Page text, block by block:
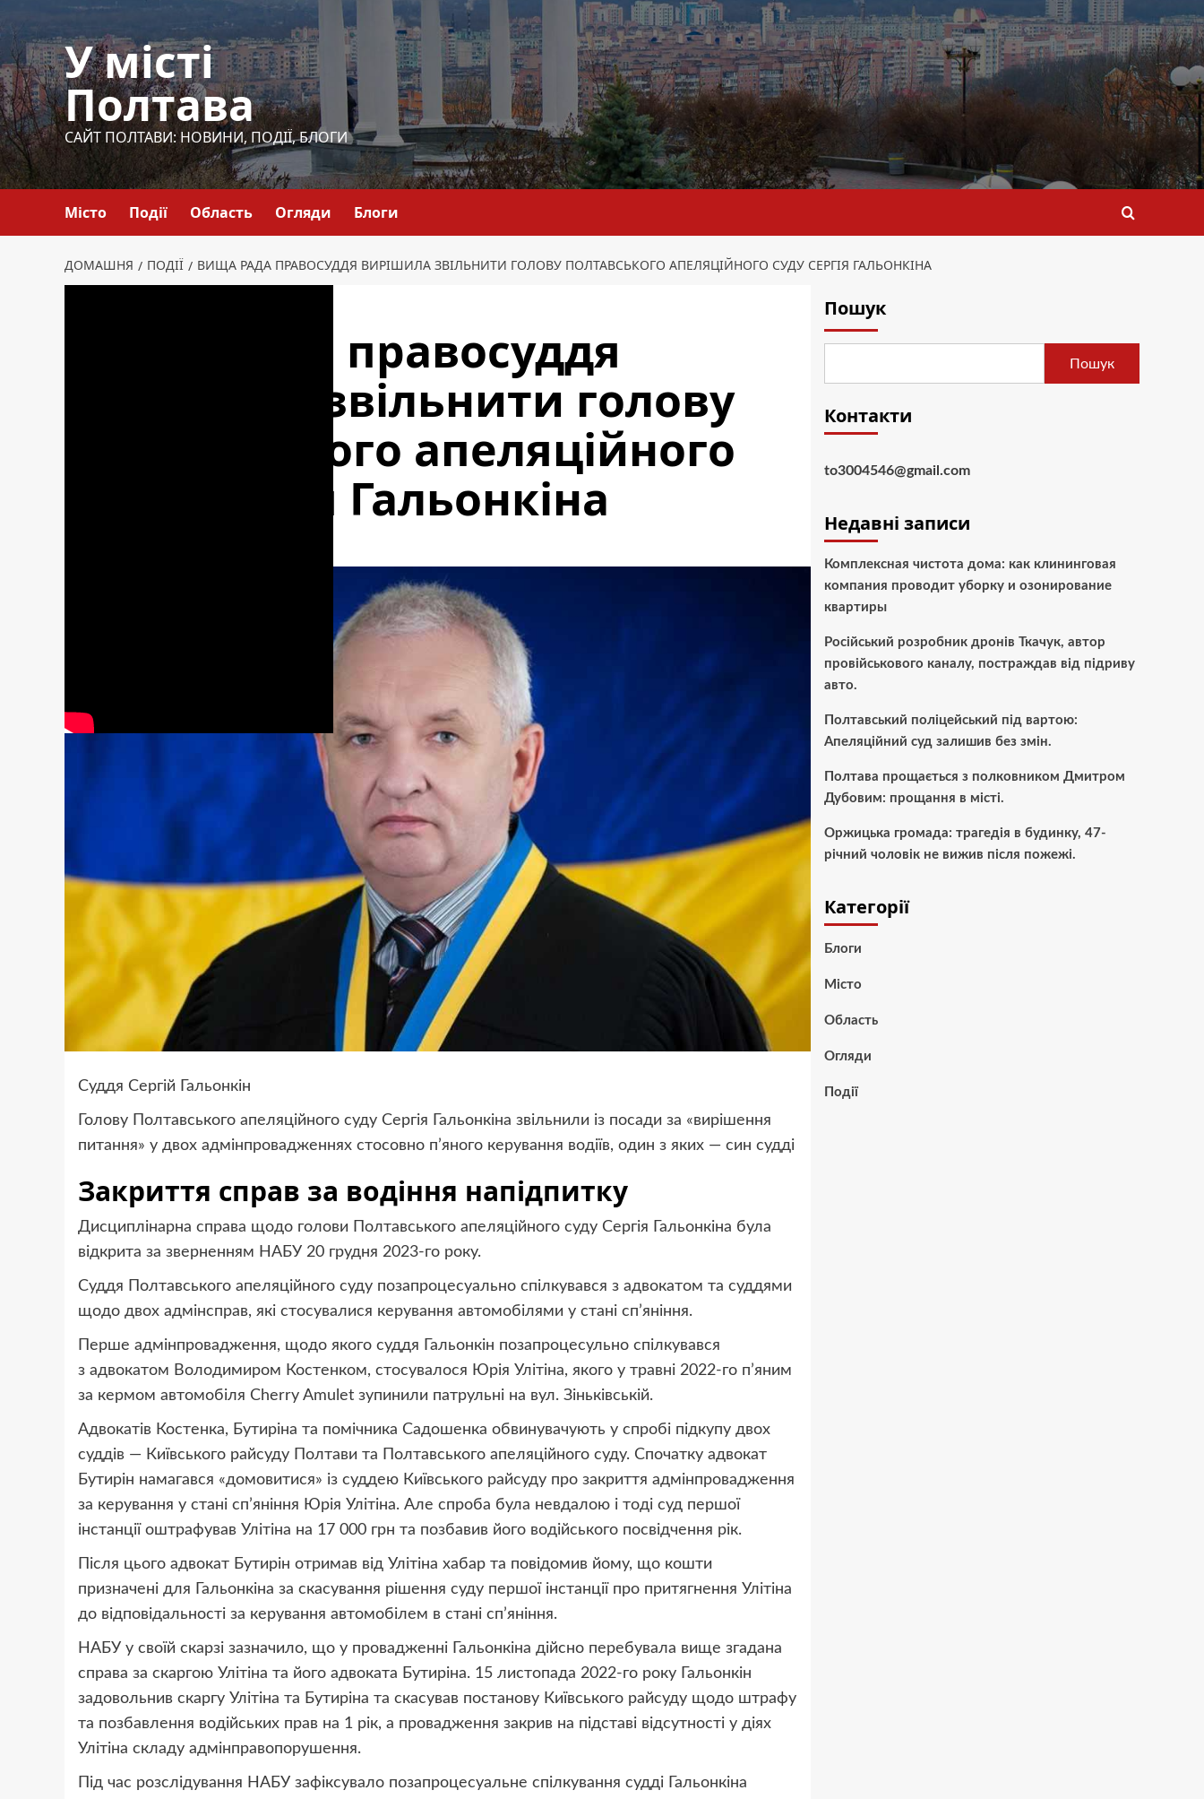
до
вмісту
У місті
Полтава
САЙТ ПОЛТАВИ: НОВИНИ, ПОДІЇ, БЛОГИ
Місто Події Область Огляди Блоги
ДОМАШНЯ ПОДІЇ ВИЩА РАДА ПРАВОСУДДЯ ВИРІШИЛА ЗВІЛЬНИТИ ГОЛОВУ ПОЛТАВСЬКОГО АПЕЛЯЦІЙНОГО СУДУ СЕРГІЯ ГАЛЬОНКІНА
Вища рада правосуддя
вирішила звільнити голову
Полтавського апеляційного
суду Сергія Гальонкіна
Суддя Сергій Гальонкін
Голову Полтавського апеляційного суду Сергія Гальонкіна звільнили із посади за «вирішення
питання» у двох адмінпровадженнях стосовно п’яного керування водіїв, один з яких — син судді
Закриття справ за водіння напідпитку
Дисциплінарна справа щодо голови Полтавського апеляційного суду Сергія Гальонкіна була
відкрита за зверненням НАБУ 20 грудня 2023-го року.
Суддя Полтавського апеляційного суду позапроцесуально спілкувався з адвокатом та суддями
щодо двох адмінсправ, які стосувалися керування автомобілями у стані сп’яніння.
Перше адмінпровадження, щодо якого суддя Гальонкін позапроцесульно спілкувався
з адвокатом Володимиром Костенком, стосувалося Юрія Улітіна, якого у травні 2022-го п’яним
за кермом автомобіля Cherry Amulet зупинили патрульні на вул. Зіньківській.
Адвокатів Костенка, Бутиріна та помічника Садошенка обвинувачують у спробі підкупу двох
суддів — Київського райсуду Полтави та Полтавського апеляційного суду. Спочатку адвокат
Бутирін намагався «домовитися» із суддею Київського райсуду про закриття адмінпровадження
за керування у стані сп’яніння Юрія Улітіна. Але спроба була невдалою і тоді суд першої
інстанції оштрафував Улітіна на 17 000 грн та позбавив його водійського посвідчення рік.
Після цього адвокат Бутирін отримав від Улітіна хабар та повідомив йому, що кошти
призначені для Гальонкіна за скасування рішення суду першої інстанції про притягнення Улітіна
до відповідальності за керування автомобілем в стані сп’яніння.
НАБУ у своїй скарзі зазначило, що у провадженні Гальонкіна дійсно перебувала вище згадана
справа за скаргою Улітіна та його адвоката Бутиріна. 15 листопада 2022-го року Гальонкін
задовольнив скаргу Улітіна та Бутиріна та скасував постанову Київського райсуду щодо штрафу
та позбавлення водійських прав на 1 рік, а провадження закрив на підставі відсутності у діях
Улітіна складу адмінправопорушення.
Під час розслідування НАБУ зафіксувало позапроцесуальне спілкування судді Гальонкіна
Пошук
Пошук
Контакти
to3004546@gmail.com
Недавні записи
Комплексная чистота дома: как клининговая
компания проводит уборку и озонирование
квартиры
Російський розробник дронів Ткачук, автор
провійськового каналу, постраждав від підриву
авто.
Полтавський поліцейський під вартою:
Апеляційний суд залишив без змін.
Полтава прощається з полковником Дмитром
Дубовим: прощання в місті.
Оржицька громада: трагедія в будинку, 47-
річний чоловік не вижив після пожежі.
Категорії
Блоги
Місто
Область
Огляди
Події